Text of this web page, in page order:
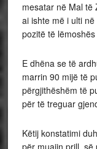
mesatar në Mal
ai ishte më i ulti
pozitë të
E dhëna se të
marrin 90 mijë të
përgjithëshëm të
për të treguar
Këtij konstatimi
për muajin prill së